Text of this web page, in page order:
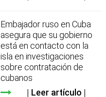
Embajador ruso en Cuba
asegura que su gobierno
está en contacto con la
isla en investigaciones
sobre contratación de
cubanos
Leer artículo